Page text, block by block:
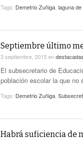
Tags: Demetrio Zuñiga laguna
Septiembre último
3 septiembre, 2015endestacadas
El subsecretario de
población escolar la que no
Tags: Demetrio Zuñiga
Habrá suficiencia de